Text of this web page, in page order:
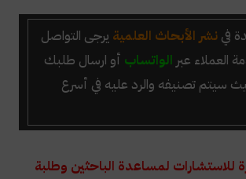
في نشر الأبحاث العلمية يرجى التواصل
العملاء عبر الواتساب أو ارسال طلبك
سيتم تصنيفه والرد عليه في أسرع
للاستشارات لمساعدة الباحثين وطلبة